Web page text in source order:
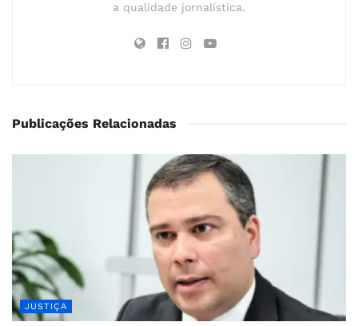
a qualidade jornalística.
Publicações Relacionadas
JUSTIÇA